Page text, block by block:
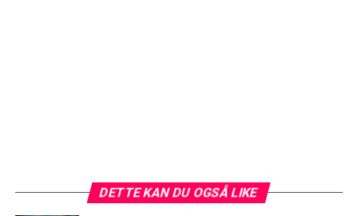
DETTE KAN DU OGSÅ LIKE